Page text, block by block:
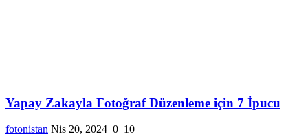
Yapay Zakayla Fotoğraf Düzenleme için 7 İpucu
fotonistan Nis 20, 2024 0 10